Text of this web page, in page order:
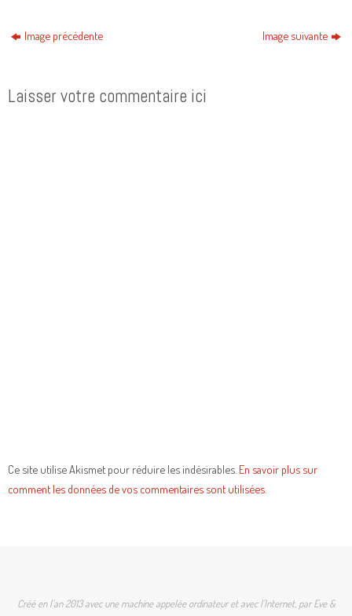
Image précédente Image suivante
Laisser votre commentaire ici
Ce site utilise Akismet pour réduire les indésirables. En savoir plus sur
comment les données de vos commentaires sont utilisées
Créé en l'an 2013 avec une machine appelée ordinateur et avec l'Internet, par Eve &